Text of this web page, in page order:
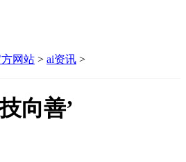
方网站 > ai资讯 >
向善’